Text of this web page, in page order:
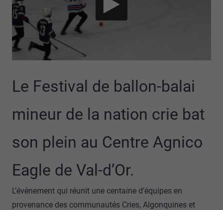
Le Festival de ballon-balai
mineur de la nation crie bat
son plein au Centre Agnico
Eagle de Val-d’Or.
L’événement qui réunit une centaine d’équipes en
provenance des communautés Cries, Algonquines et